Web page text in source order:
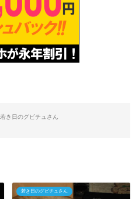
若き日のグビチュさん
若き日のグビチュさん